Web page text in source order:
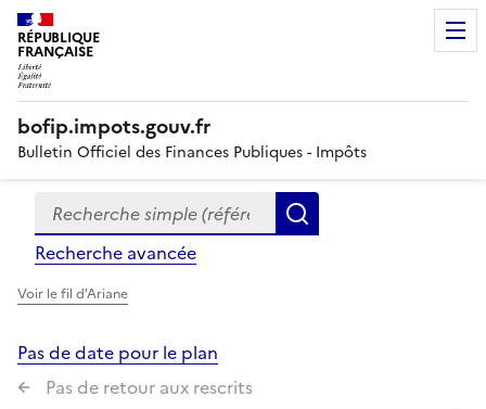
RÉPUBLIQUE
FRANÇAISE
bofip.impots.gouv.fr
Bulletin Officiel des Finances Publiques - Impôts
Formulaire
de
recherche
Recherche simple (références, mots clés, partie du
Recherche avancée
Voir le fil d'Ariane
Pas de date pour le plan
Pas de retour aux rescrits